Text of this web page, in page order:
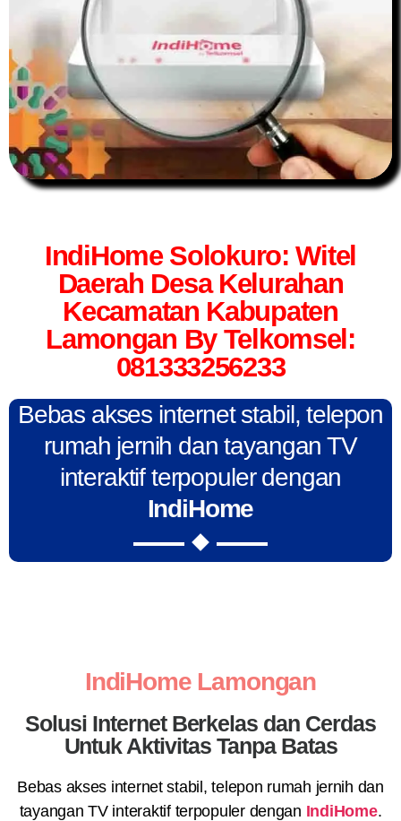
IndiHome Solokuro: Witel
Daerah Desa Kelurahan
Kecamatan Kabupaten
Lamongan By Telkomsel:
081333256233
Bebas akses internet stabil, telepon
rumah jernih dan tayangan TV
interaktif terpopuler dengan
IndiHome
IndiHome Lamongan
Solusi Internet Berkelas dan Cerdas
Untuk Aktivitas Tanpa Batas
Bebas akses internet stabil, telepon rumah jernih dan
tayangan TV interaktif terpopuler dengan IndiHome.